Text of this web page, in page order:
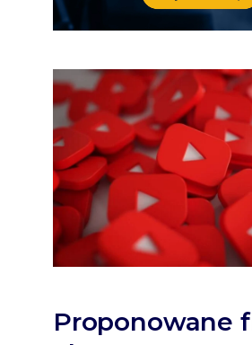
Proponowane